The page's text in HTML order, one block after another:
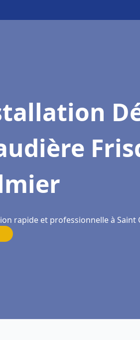
rapide et professionnelle à Saint